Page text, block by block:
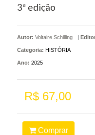
3ª edição
Autor: Voltaire Schilling |
Categoria: HISTÓRIA
Ano: 2025
R$ 67,00
Comprar